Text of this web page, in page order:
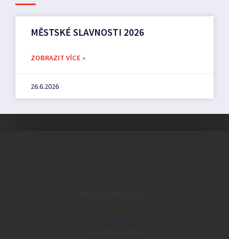
MĚSTSKÉ SLAVNOSTI 2026
ZOBRAZIT VÍCE »
26.6.2026